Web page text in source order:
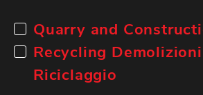
Quarry and
Recycling
Riciclaggio